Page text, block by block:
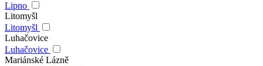
Lipno
Litomyšl
Litomyšl
Luhačovice
Luhačovice
Mariánské Lázně